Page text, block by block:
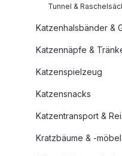
Tunnel &
Katzenhalsbänder &
Katzennäpfe &
Katzenspielzeug
Katzensnacks
Katzentransport &
Kratzbäume & -möbel